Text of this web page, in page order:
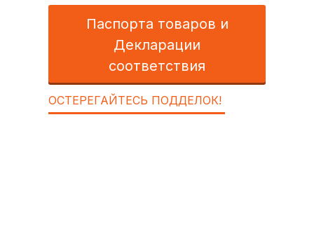
Паспорта товаров и
Декларации
соответствия
ОСТЕРЕГАЙТЕСЬ ПОДДЕЛОК!